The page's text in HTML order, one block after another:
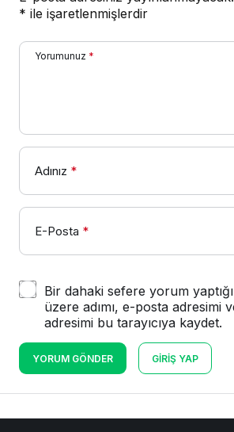
* ile işaretlenmişlerdir
Yorumunuz *
Adınız *
E-Posta *
Bir dahaki sefere yorum
üzere adımı, e-posta adresimi
adresimi bu tarayıcıya kaydet.
YORUM GÖNDER GIRIŞ YAP